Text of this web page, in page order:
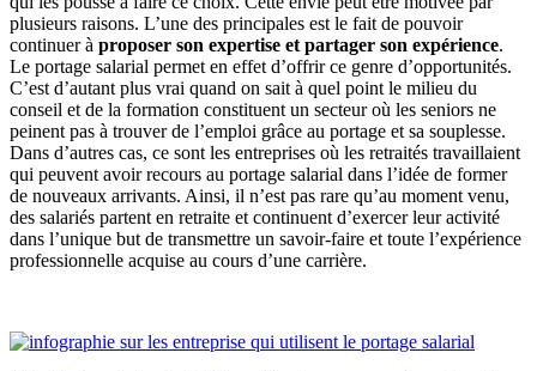
plusieurs raisons. L’une des principales est le fait de pouvoir
continuer à proposer son expertise et partager son expérience.
Le portage salarial permet en effet d’offrir ce genre d’opportunités.
C’est d’autant plus vrai quand on sait à quel point le milieu du
conseil et de la formation constituent un secteur où les seniors ne
peinent pas à trouver de l’emploi grâce au portage et sa souplesse.
Dans d’autres cas, ce sont les entreprises où les retraités travaillaient
qui peuvent avoir recours au portage salarial dans l’idée de former
de nouveaux arrivants. Ainsi, il n’est pas rare qu’au moment venu,
des salariés partent en retraite et continuent d’exercer leur activité
dans l’unique but de transmettre un savoir-faire et toute l’expérience
professionnelle acquise au cours d’une carrière.